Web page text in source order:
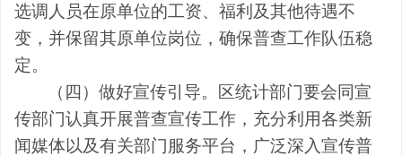
选调人员在原单位的工资、福利及其他待遇不
变，并保留其原单位岗位，确保普查工作队伍稳
定。
（ 四 ）做好宣传引导。
区统计部门要会同宣
传部门认真开展普查宣传工作，充分利用各类新
闻媒体以及有关部门服务平台，广泛深入宣传普